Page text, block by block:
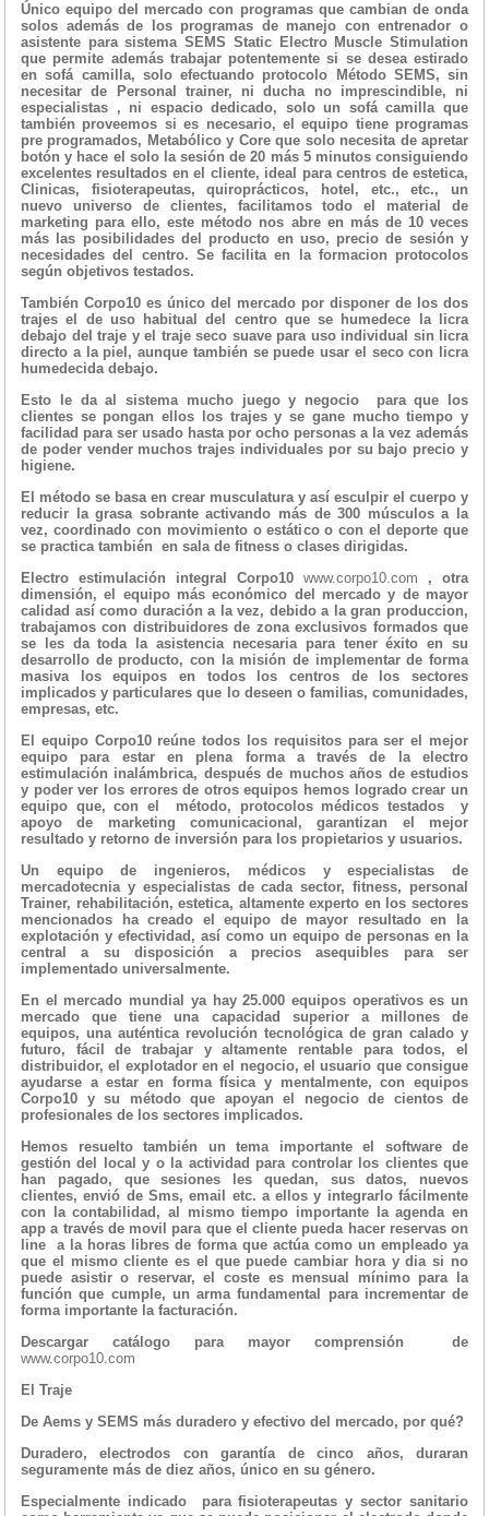
Único equipo del mercado con programas que cambian de onda
solos además de los programas de manejo con entrenador o
asistente para sistema SEMS Static Electro Muscle Stimulation
que permite además trabajar potentemente si se desea estirado
en sofá camilla, solo efectuando protocolo Método SEMS, sin
necesitar de Personal trainer, ni ducha no imprescindible, ni
especialistas , ni espacio dedicado, solo un sofá camilla que
también proveemos si es necesario, el equipo tiene programas
pre programados, Metabólico y Core que solo necesita de apretar
botón y hace el solo la sesión de 20 más 5 minutos consiguiendo
excelentes resultados en el cliente, ideal para centros de estetica,
Clinicas, fisioterapeutas, quiroprácticos, hotel, etc., etc., un
nuevo universo de clientes, facilitamos todo el material de
marketing para ello, este método nos abre en más de 10 veces
más las posibilidades del producto en uso, precio de sesión y
necesidades del centro. Se facilita en la formacion protocolos
según objetivos testados.
También Corpo10 es único del mercado por disponer de los dos
trajes el de uso habitual del centro que se humedece la licra
debajo del traje y el traje seco suave para uso individual sin licra
directo a la piel, aunque también se puede usar el seco con licra
humedecida debajo.
Esto le da al sistema mucho juego y negocio para que los
clientes se pongan ellos los trajes y se gane mucho tiempo y
facilidad para ser usado hasta por ocho personas a la vez además
de poder vender muchos trajes individuales por su bajo precio y
higiene.
El método se basa en crear musculatura y así esculpir el cuerpo y
reducir la grasa sobrante activando más de 300 músculos a la
vez, coordinado con movimiento o estático o con el deporte que
se practica también en sala de fitness o clases dirigidas.
Electro estimulación integral Corpo10 www.corpo10.com , otra
dimensión, el equipo más económico del mercado y de mayor
calidad así como duración a la vez, debido a la gran produccion,
trabajamos con distribuidores de zona exclusivos formados que
se les da toda la asistencia necesaria para tener éxito en su
desarrollo de producto, con la misión de implementar de forma
masiva los equipos en todos los centros de los sectores
implicados y particulares que lo deseen o familias, comunidades,
empresas, etc.
El equipo Corpo10 reúne todos los requisitos para ser el mejor
equipo para estar en plena forma a través de la electro
estimulación inalámbrica, después de muchos años de estudios
y poder ver los errores de otros equipos hemos logrado crear un
equipo que, con el método, protocolos médicos testados y
apoyo de marketing comunicacional, garantizan el mejor
resultado y retorno de inversión para los propietarios y usuarios.
Un equipo de ingenieros, médicos y especialistas de
mercadotecnia y especialistas de cada sector, fitness, personal
Trainer, rehabilitación, estetica, altamente experto en los sectores
mencionados ha creado el equipo de mayor resultado en la
explotación y efectividad, así como un equipo de personas en la
central a su disposición a precios asequibles para ser
implementado universalmente.
En el mercado mundial ya hay 25.000 equipos operativos es un
mercado que tiene una capacidad superior a millones de
equipos, una auténtica revolución tecnológica de gran calado y
futuro, fácil de trabajar y altamente rentable para todos, el
distribuidor, el explotador en el negocio, el usuario que consigue
ayudarse a estar en forma física y mentalmente, con equipos
Corpo10 y su método que apoyan el negocio de cientos de
profesionales de los sectores implicados.
Hemos resuelto también un tema importante el software de
gestión del local y o la actividad para controlar los clientes que
han pagado, que sesiones les quedan, sus datos, nuevos
clientes, envió de Sms, email etc. a ellos y integrarlo fácilmente
con la contabilidad, al mismo tiempo importante la agenda en
app a través de movil para que el cliente pueda hacer reservas on
line a la horas libres de forma que actúa como un empleado ya
que el mismo cliente es el que puede cambiar hora y dia si no
puede asistir o reservar, el coste es mensual mínimo para la
función que cumple, un arma fundamental para incrementar de
forma importante la facturación.
Descargar catálogo para mayor comprensión de
www.corpo10.com
El Traje
De Aems y SEMS más duradero y efectivo del mercado, por qué?
Duradero, electrodos con garantía de cinco años, duraran
seguramente más de diez años, único en su género.
Especialmente indicado para fisioterapeutas y sector sanitario